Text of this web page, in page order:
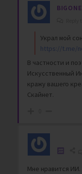
BIGONE
Украл мой
https://t.me/
В частности и
Искусственный
кражу вашего
Скайнет.
Мне нравится